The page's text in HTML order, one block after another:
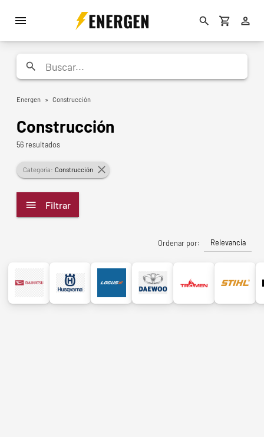
ENERGEN
Energen » Construcción
Construcción
56 resultados
Categoría: Construcción
Filtrar
Ordenar por: Relevancia